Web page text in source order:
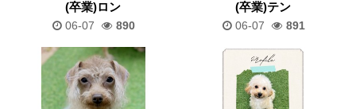
(卒業)ロン
06-07 890
(卒業)テン
06-07 891